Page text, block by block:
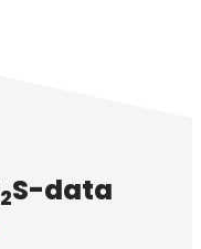
2S-data